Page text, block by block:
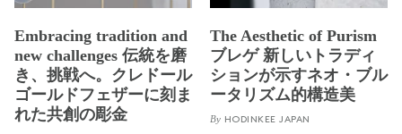
Embracing tradition and
new challenges 伝統を磨
き、挑戦へ。クレドール
ゴールドフェザーに刻ま
れた共創の彫金
The Aesthetic of Purism
ブレゲ 新しいトラディ
ションが示すネオ・ブル
ータリズム的構造美
By HODINKEE JAPAN